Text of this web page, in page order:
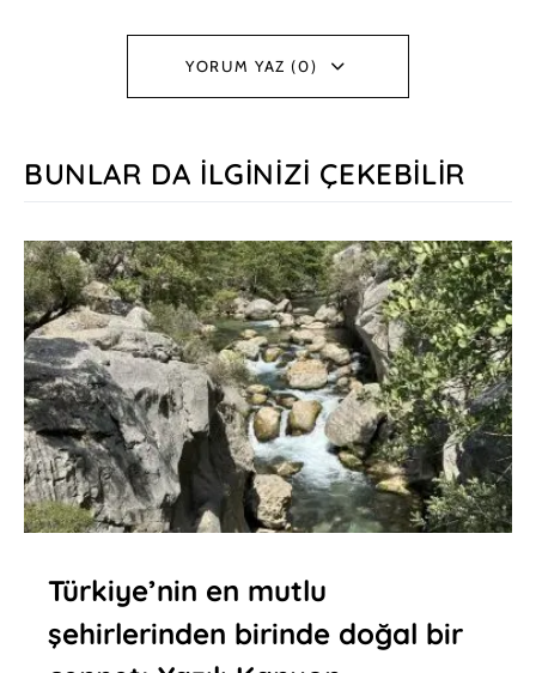
YORUM YAZ (0)
BUNLAR DA İLGINIZI ÇEKEBILIR
Türkiye’nin en mutlu
şehirlerinden birinde doğal bir